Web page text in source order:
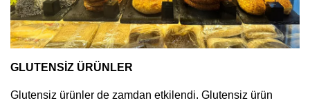
GLUTENSİZ ÜRÜNLER
Glutensiz ürünler de zamdan etkilendi. Glutensiz ürün